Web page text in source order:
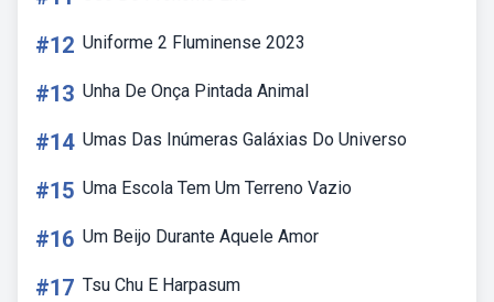
#12 Uniforme 2 Fluminense 2023
#13 Unha De Onça Pintada Animal
#14 Umas Das Inúmeras Galáxias Do Universo
#15 Uma Escola Tem Um Terreno Vazio
#16 Um Beijo Durante Aquele Amor
#17 Tsu Chu E Harpasum